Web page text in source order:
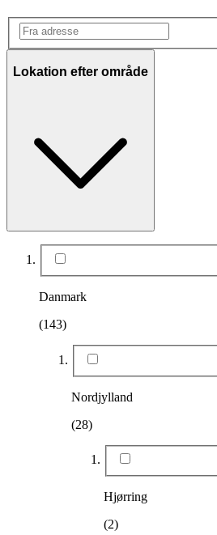
Lokation efter område
Danmark
(143)
Nordjylland
(28)
Hjørring
(2)